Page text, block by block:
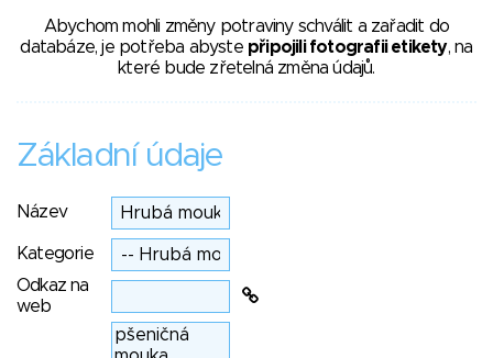
Abychom mohli změny potraviny schválit a zařadit do
databáze, je potřeba abyste připojili fotografii etikety, na
které bude zřetelná změna údajů.
Základní údaje
Název
Kategorie
Odkaz na
web